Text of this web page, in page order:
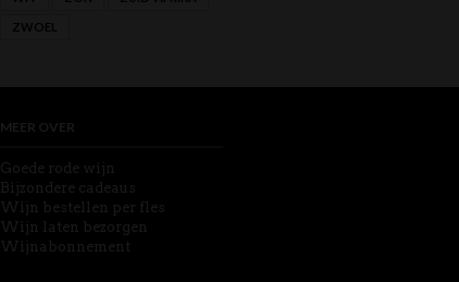
ZWOEL
MEER OVER
Goede rode wijn
Bijzondere cadeaus
Wijn bestellen per fles
Wijn laten bezorgen
Wijnabonnement